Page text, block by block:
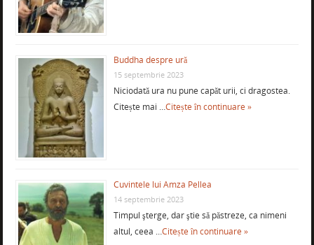
Buddha despre ură
15 septembrie 2023
Niciodată ura nu pune capăt urii, ci dragostea.
Citește mai …Citește în continuare »
Cuvintele lui Amza Pellea
14 septembrie 2023
Timpul şterge, dar ştie să păstreze, ca nimeni
altul, ceea …Citește în continuare »